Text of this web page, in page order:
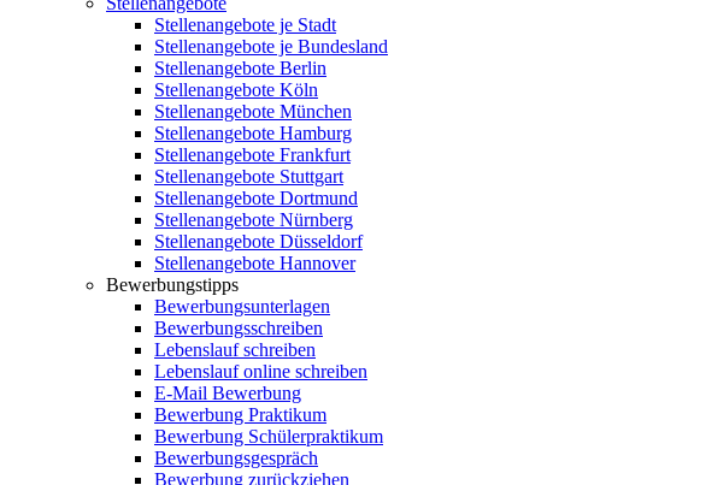
Stellenangebote je Stadt
Stellenangebote je Bundesland
Stellenangebote Berlin
Stellenangebote Köln
Stellenangebote München
Stellenangebote Hamburg
Stellenangebote Frankfurt
Stellenangebote Stuttgart
Stellenangebote Dortmund
Stellenangebote Nürnberg
Stellenangebote Düsseldorf
Stellenangebote Hannover
Bewerbungstipps
Bewerbungsunterlagen
Bewerbungsschreiben
Lebenslauf schreiben
Lebenslauf online schreiben
E-Mail Bewerbung
Bewerbung Praktikum
Bewerbung Schülerpraktikum
Bewerbungsgespräch
Bewerbung zurückziehen